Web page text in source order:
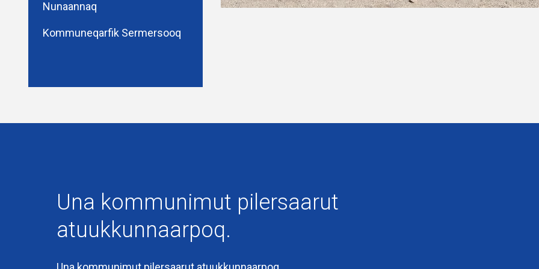
Nunaannaq
Kommuneqarfik Sermersooq
Una kommunimut pilersaarut
atuukkunnaarpoq.